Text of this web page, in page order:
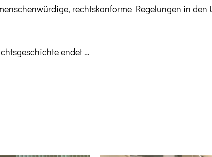
rechtskonforme Regelungen in den
endet …